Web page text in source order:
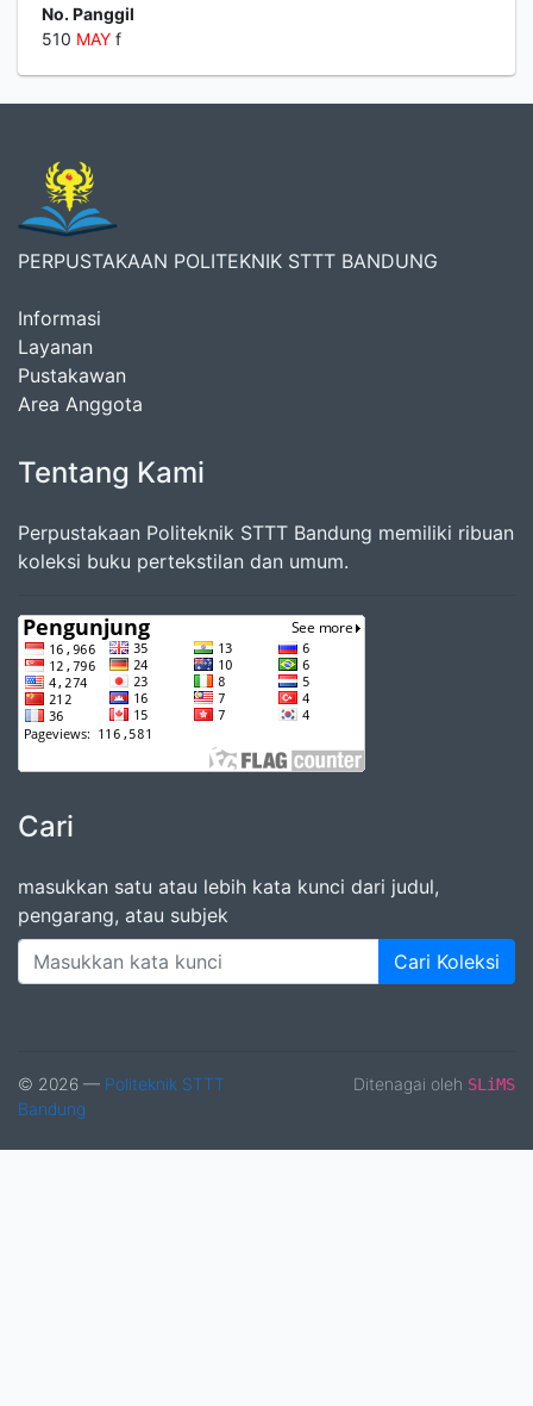
No. Panggil
510 MAY f
PERPUSTAKAAN POLITEKNIK STTT BANDUNG
Informasi
Layanan
Pustakawan
Area Anggota
Tentang Kami
Perpustakaan Politeknik STTT Bandung memiliki ribuan
koleksi buku pertekstilan dan umum.
Cari
masukkan satu atau lebih kata kunci dari judul,
pengarang, atau subjek
Cari Koleksi
© 2026 — Politeknik STTT
Bandung
Ditenagai oleh SLiMS